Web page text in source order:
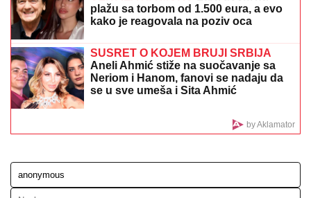
SNIMAO DECU TELEFONOM U TURISTIČKOM
OBJEKTU:Uhapšen Italijan u Istri
OVO JE TRAGIČNA PRIČA KOJA SE
IZMENU teksta: "Ti stihovi su
naknadno dopisani"